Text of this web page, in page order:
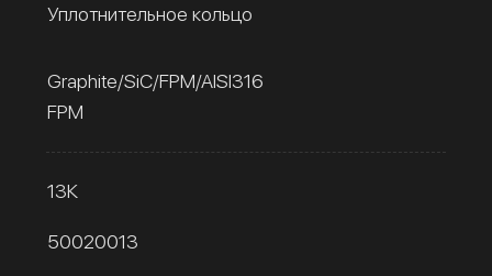
Уплотнительное кольцо
Graphite/SiC/FPM/AISI316
FPM
13К
50020013